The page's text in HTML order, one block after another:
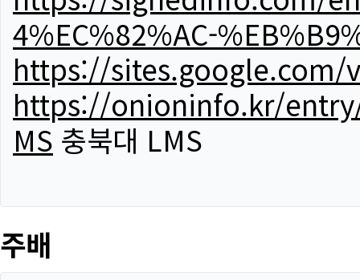
4%EC%82%AC-
https://sites.google.com/
https://onioninfo.kr/entry/
MS 충북대 LMS
주배